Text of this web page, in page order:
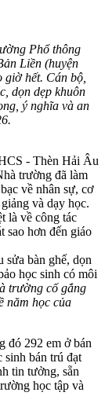
Phổ thông
Liền (huyện
hết. Cán bộ,
dọn dẹp khuôn
ý nghĩa và an
- Thèn Hải Âu
trường đã làm
về nhân sự, cơ
và dạy học.
là về công tác
sao hơn đến giáo
sửa bàn ghế, dọn
học sinh có môi
trường cố gắng
năm học của
đó 292 em ở bán
bán trú đạt
tin tưởng, sẵn
học tập và